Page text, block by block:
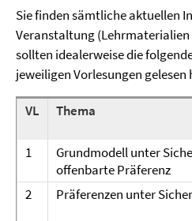
Sie finden sämtliche aktuellen
Veranstaltung
sollten idealerweise die
jeweiligen Vorlesungen gelesen
VL Thema
1
Grundmodell unter
offenbarte Präferenz
2
Präferenzen unter